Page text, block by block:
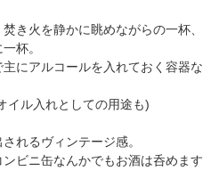
き火を静かに眺めながらの一杯、
杯。
にアルコールを入れておく容器な
イル入れとしての用途も)
れるヴィンテージ感。
ビニ缶なんかでもお酒は呑めます